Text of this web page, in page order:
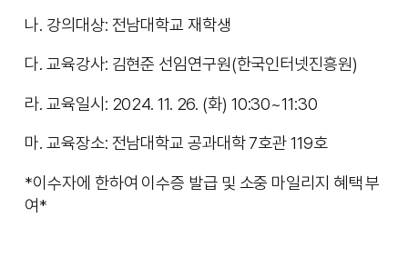
나. 강의대상: 전남대학교 재학생
다. 교육강사: 김현준 선임연구원(한국인터넷진흥원)
라. 교육일시: 2024. 11. 26. (화) 10:30~11:30
마. 교육장소: 전남대학교 공과대학 7호관 119호
*이수자에 한하여 이수증 발급 및 소중 마일리지 혜택 부
여*